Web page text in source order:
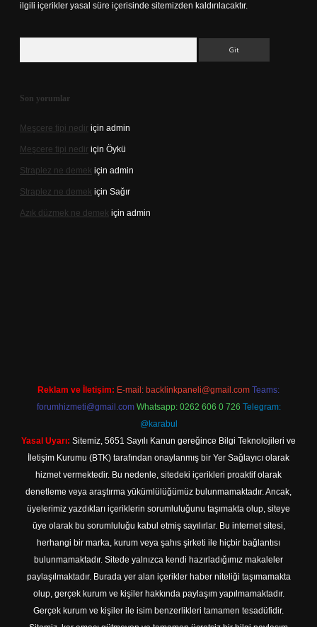
ilgili içerikler yasal süre içerisinde sitemizden kaldırılacaktır.
Son yorumlar
Meşcere tipi nedir için admin
Meşcere tipi nedir için Öykü
Straplez ne demek için admin
Straplez ne demek için Sağır
Azık düzmek ne demek için admin
Reklam ve İletişim: E-mail: backlinkpaneli@gmail.com Teams:
forumhizmeti@gmail.com Whatsapp: 0262 606 0 726 Telegram:
@karabul
Yasal Uyarı: Sitemiz, 5651 Sayılı Kanun gereğince Bilgi Teknolojileri ve
İletişim Kurumu (BTK) tarafından onaylanmış bir Yer Sağlayıcı olarak
hizmet vermektedir. Bu nedenle, sitedeki içerikleri proaktif olarak
denetleme veya araştırma yükümlülüğümüz bulunmamaktadır. Ancak,
üyelerimiz yazdıkları içeriklerin sorumluluğunu taşımakta olup, siteye
üye olarak bu sorumluluğu kabul etmiş sayılırlar. Bu internet sitesi,
herhangi bir marka, kurum veya şahıs şirketi ile hiçbir bağlantısı
bulunmamaktadır. Sitede yalnızca kendi hazırladığımız makaleler
paylaşılmaktadır. Burada yer alan içerikler haber niteliği taşımamakta
olup, gerçek kurum ve kişiler hakkında paylaşım yapılmamaktadır.
Gerçek kurum ve kişiler ile isim benzerlikleri tamamen tesadüfidir.